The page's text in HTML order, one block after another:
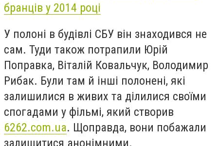
бранців у 2014 році
У полоні в будівлі СБУ він знаходився не
сам. Туди також потрапили Юрій
Поправка, Віталій Ковальчук, Володимир
Рибак. Були там й інші полонені, які
залишилися в живих та ділилися своїми
спогадами у фільмі, який створив
6262.com.ua. Щоправда, вони побажали
залишитися анонімними.